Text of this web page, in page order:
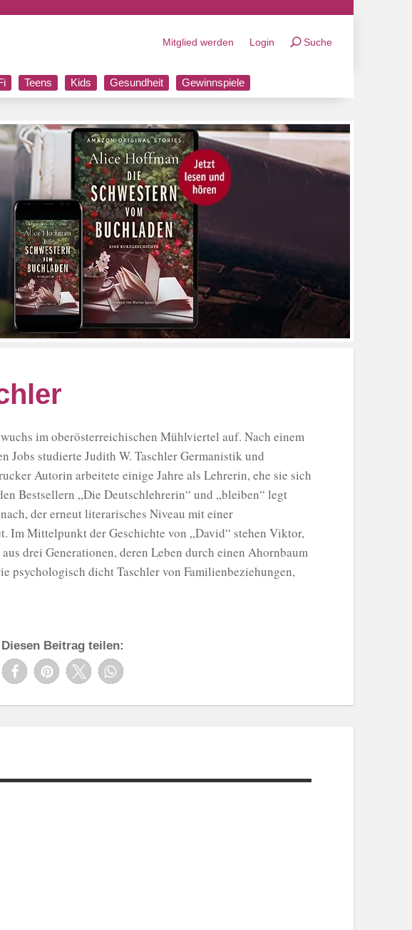
Mitglied werden Login Suche
Teens Kids Gesundheit Gewinnspiele
im oberösterreichischen Mühlviertel auf. Nach einem
Jobs studierte Judith W. Taschler Germanistik und
Autorin arbeitete einige Jahre als Lehrerin, ehe sie sich
Bestsellern „Die Deutschlehrerin“ und „bleiben“ legt
der erneut literarisches Niveau mit einer
Im Mittelpunkt der Geschichte von „David“ stehen Viktor,
drei Generationen, deren Leben durch einen Ahornbaum
psychologisch dicht Taschler von Familienbeziehungen,
Diesen Beitrag teilen: